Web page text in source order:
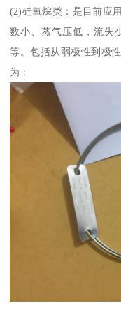
(2)硅氧烷类：是目前应
数小、蒸气压低，流失
等。包括从弱极性到极
为：